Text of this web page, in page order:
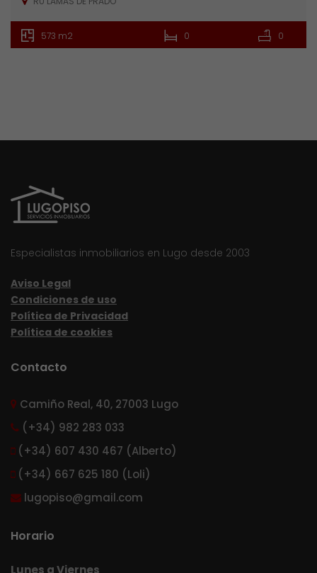
573 m2 0 0
Especialistas inmobiliarios en Lugo desde 2003
Aviso Legal
Condiciones de uso
Política de Privacidad
Política de cookies
Contacto
Camiño Real, 40, 27003 Lugo
(+34) 982 283 033
(+34) 607 430 467 (Alberto)
(+34) 667 625 180 (Loli)
lugopiso@gmail.com
Horario
Lunes a Viernes